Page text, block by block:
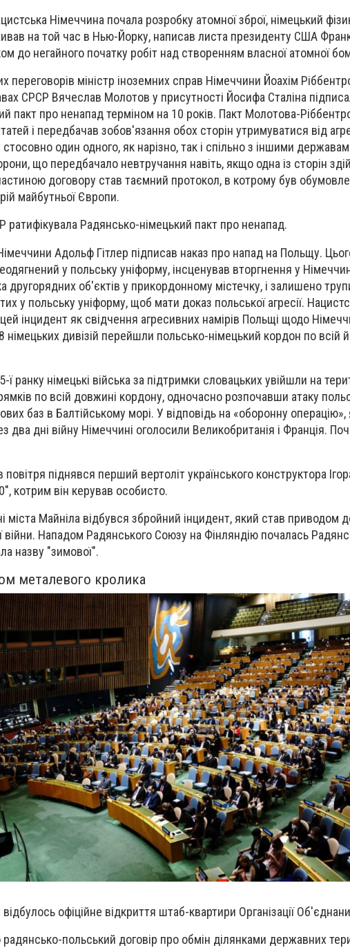
Німеччина почала розробку атомної зброї, німецький
на той час в Нью-Йорку, написав листа президенту США
до негайного початку робіт над створенням власної атомної
переговорів міністр іноземних справ Німеччини Йоахім
СРСР Вячеслав Молотов у присутності Йосифа Сталіна
пакт про ненападтерміном на 10 років. Пакт Молотова-
і передбачав зобов'язання обох сторін утримуватися від
стосовно один одного, як нарізно, так і спільно з іншими
що передбачало невтручання навіть, якщо одна із сторін
договору став таємний протокол, в котрому був
майбутньої Європи.
ратифікувала Радянсько-німецький пакт про ненапад.
Адольф Гітлер підписав наказ про напад на Польщу.
у польську уніформу, інсценував вторгнення у
другорядних об'єктів у прикордонному містечку, і залишено
у польську уніформу, щоб мати доказ польської агресії.
інцидент як свідчення агресивних намірів Польщі щодо
німецьких дивізій перейшли польсько-німецький кордон по всій
ранку німецькі війська за підтримки словацьких увійшли на
по всій довжині кордону, одночасно розпочавши атаку
баз в Балтійському морі. У відповідь на «оборонну операцію»,
два дні війну Німеччині оголосили Великобританія і Франція.
піднявся перший вертоліт українського конструктора
котрим він керував особисто.
міста Майніла відбувся збройний інцидент, який став приводом
війни. Нападом Радянського Союзу на Фінляндію почалась
назву "зимової".
металевого кролика
офіційне відкриття штаб-квартири Організації
радянсько-польський договір про обмін ділянками державних